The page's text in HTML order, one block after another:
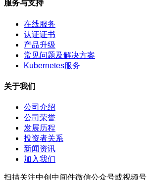
服务与支持
在线服务
认证证书
产品升级
常见问题及解决方案
Kubernetes服务
关于我们
公司介绍
公司荣誉
发展历程
投资者关系
新闻资讯
加入我们
扫描关注中创中间件微信公众号或视频号